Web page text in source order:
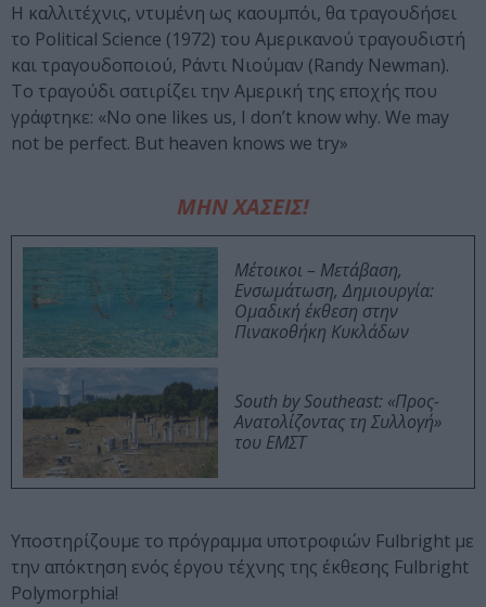
Η καλλιτέχνις, ντυμένη ως καουμπόι, θα τραγουδήσει
το Political Science (1972) του Αμερικανού τραγουδιστή
και τραγουδοποιού, Ράντι Νιούμαν (Randy Newman).
Το τραγούδι σατιρίζει την Αμερική της εποχής που
γράφτηκε: «No one likes us, I don’t know why. We may
not be perfect. But heaven knows we try»
ΜΗΝ ΧΑΣΕΙΣ!
Μέτοικοι – Μετάβαση,
Ενσωμάτωση, Δημιουργία:
Ομαδική έκθεση στην
Πινακοθήκη Κυκλάδων
South by Southeast: «Προς-
Ανατολίζοντας τη Συλλογή»
του ΕΜΣΤ
Υποστηρίζουμε το πρόγραμμα υποτροφιών Fulbright με
την απόκτηση ενός έργου τέχνης της έκθεσης Fulbright
Polymorphia!